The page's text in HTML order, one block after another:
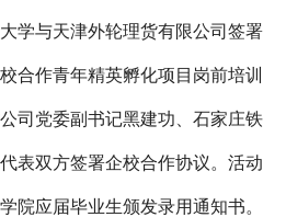
与天津外轮理货有限公司签署
合作青年精英孵化项目岗前培训
司党委副书记黑建功、石家庄铁
表双方签署企校合作协议。活动
院应届毕业生颁发录用通知书。